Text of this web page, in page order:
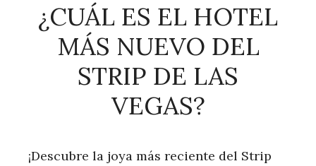
¿CUÁL ES EL HOTEL
MÁS NUEVO DEL
STRIP DE LAS
VEGAS?
¡Descubre la joya más reciente del Strip